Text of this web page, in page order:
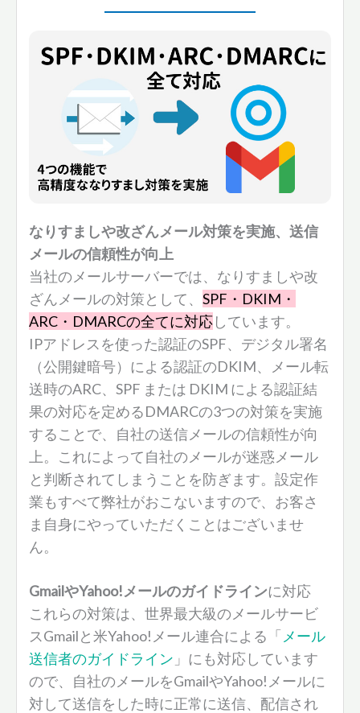
なりすましや改ざんメール対策を実施、送信
メールの信頼性が向上
当社のメールサーバーでは、なりすましや改
ざんメールの対策として、 SPF・DKIM・
ARC・DMARCの全てに対応しています。
IPアドレスを使った認証のSPF、デジタル署名
（公開鍵暗号）による認証のDKIM、メール転
送時のARC、SPF または DKIM による認証結
果の対応を定めるDMARCの3つの対策を実施
することで、自社の送信メールの信頼性が向
上。これによって自社のメールが迷惑メール
と判断されてしまうことを防ぎます。設定作
業もすべて弊社がおこないますので、お客さ
ま自身にやっていただくことはございませ
ん。
GmailやYahoo!メールのガイドラインに対応
これらの対策は、世界最大級のメールサービ
スGmailと米Yahoo!メール連合による「 メール
送信者のガイドライン 」にも対応しています
ので、自社のメールをGmailやYahoo!メールに
対して送信をした時に正常に送信、配信され